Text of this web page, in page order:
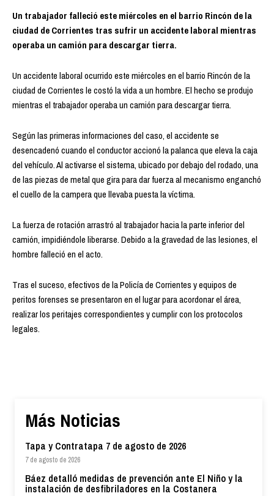
Un trabajador falleció este miércoles en el barrio Rincón de la
ciudad de Corrientes tras sufrir un accidente laboral mientras
operaba un camión para descargar tierra.
Un accidente laboral ocurrido este miércoles en el barrio Rincón de la
ciudad de Corrientes le costó la vida a un hombre. El hecho se produjo
mientras el trabajador operaba un camión para descargar tierra.
Según las primeras informaciones del caso, el accidente se
desencadenó cuando el conductor accionó la palanca que eleva la caja
del vehículo. Al activarse el sistema, ubicado por debajo del rodado, una
de las piezas de metal que gira para dar fuerza al mecanismo enganchó
el cuello de la campera que llevaba puesta la víctima.
La fuerza de rotación arrastró al trabajador hacia la parte inferior del
camión, impidiéndole liberarse. Debido a la gravedad de las lesiones, el
hombre falleció en el acto.
Tras el suceso, efectivos de la Policía de Corrientes y equipos de
peritos forenses se presentaron en el lugar para acordonar el área,
realizar los peritajes correspondientes y cumplir con los protocolos
legales.
Más Noticias
Tapa y Contratapa 7 de agosto de 2026
7 de agosto de 2026
Báez detalló medidas de prevención ante El Niño y la
instalación de desfibriladores en la Costanera